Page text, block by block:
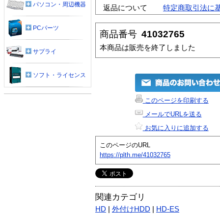
返品について
特定商取引法に
商品番号 41032765
本商品は販売を終了しました
このページを印刷する
メールでURLを送る
お気に入りに追加する
このページのURL
https://plth.me/41032765
関連カテゴリ
HD 外付けHDD HD-ES
パソコン・周辺機器
PCパーツ
サプライ
ソフト・ライセンス